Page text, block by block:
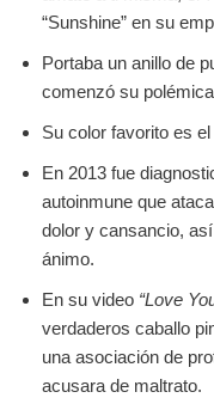
“Sunshine” en su
Portaba un anillo de
comenzó su
Su color favorito es
En 2013 fue
autoinmune que
dolor y cansancio,
ánimo.
En su video “Love
verdaderos caballo
una asociación de
acusara de maltrato.